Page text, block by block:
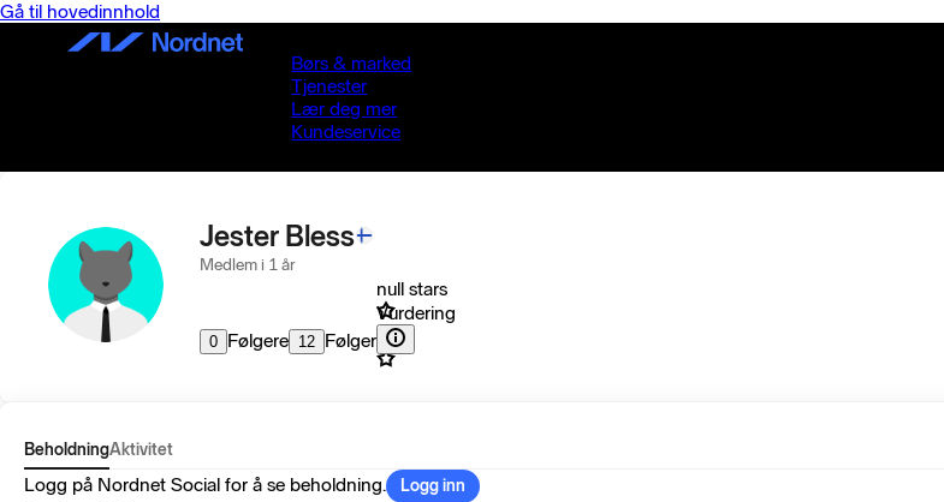
Gå til hovedinnhold
Børs & marked
Tjenester
Lær deg mer
Kundeservice
Jester Bless
Medlem i 1 år
0 Følgere 12 Følger
null stars
Vurdering
BeholdningAktivitet
Logg på Nordnet Social for å se beholdning. Logg inn